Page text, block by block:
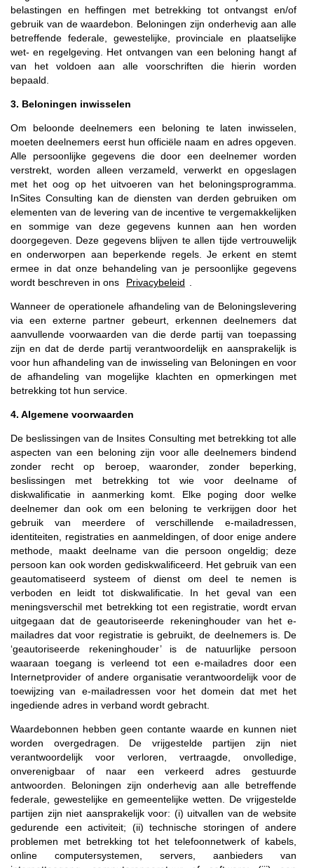
belastingen en heffingen met betrekking tot ontvangst en/of
gebruik van de waardebon. Beloningen zijn onderhevig aan alle
betreffende federale, gewestelijke, provinciale en plaatselijke
wet- en regelgeving. Het ontvangen van een beloning hangt af
van het voldoen aan alle voorschriften die hierin worden
bepaald.
3. Beloningen inwisselen
Om beloonde deelnemers een beloning te laten inwisselen,
moeten deelnemers eerst hun officiële naam en adres opgeven.
Alle persoonlijke gegevens die door een deelnemer worden
verstrekt, worden alleen verzameld, verwerkt en opgeslagen
met het oog op het uitvoeren van het beloningsprogramma.
InSites Consulting kan de diensten van derden gebruiken om
elementen van de levering van de incentive te vergemakkelijken
en sommige van deze gegevens kunnen aan hen worden
doorgegeven. Deze gegevens blijven te allen tijde vertrouwelijk
en onderworpen aan beperkende regels. Je erkent en stemt
ermee in dat onze behandeling van je persoonlijke gegevens
wordt beschreven in ons
Privacybeleid
Wanneer de operationele afhandeling van de Beloningslevering
via een externe partner gebeurt, erkennen deelnemers dat
aanvullende voorwaarden van die derde partij van toepassing
zijn en dat de derde partij verantwoordelijk en aansprakelijk is
voor hun afhandeling van de inwisseling van Beloningen en voor
de afhandeling van mogelijke klachten en opmerkingen met
betrekking tot hun service.
4. Algemene voorwaarden
De beslissingen van de Insites Consulting met betrekking tot alle
aspecten van een beloning zijn voor alle deelnemers bindend
zonder recht op beroep, waaronder, zonder beperking,
beslissingen met betrekking tot wie voor deelname of
diskwalificatie in aanmerking komt. Elke poging door welke
deelnemer dan ook om een beloning te verkrijgen door het
gebruik van meerdere of verschillende e-mailadressen,
identiteiten, registraties en aanmeldingen, of door enige andere
methode, maakt deelname van die persoon ongeldig; deze
persoon kan ook worden gediskwalificeerd. Het gebruik van een
geautomatiseerd systeem of dienst om deel te nemen is
verboden en leidt tot diskwalificatie. In het geval van een
meningsverschil met betrekking tot een registratie, wordt ervan
uitgegaan dat de geautoriseerde rekeninghouder van het e-
mailadres dat voor registratie is gebruikt, de deelnemers is. De
‘geautoriseerde rekeninghouder’ is de natuurlijke persoon
waaraan toegang is verleend tot een e-mailadres door een
Internetprovider of andere organisatie verantwoordelijk voor de
toewijzing van e-mailadressen voor het domein dat met het
ingediende adres in verband wordt gebracht.
Waardebonnen hebben geen contante waarde en kunnen niet
worden overgedragen. De vrijgestelde partijen zijn niet
verantwoordelijk voor verloren, vertraagde, onvolledige,
onverenigbaar of naar een verkeerd adres gestuurde
antwoorden. Beloningen zijn onderhevig aan alle betreffende
federale, gewestelijke en gemeentelijke wetten. De vrijgestelde
partijen zijn niet aansprakelijk voor: (i) uitvallen van de website
gedurende een activiteit; (ii) technische storingen of andere
problemen met betrekking tot het telefoonnetwerk of kabels,
online computersystemen, servers, aanbieders van